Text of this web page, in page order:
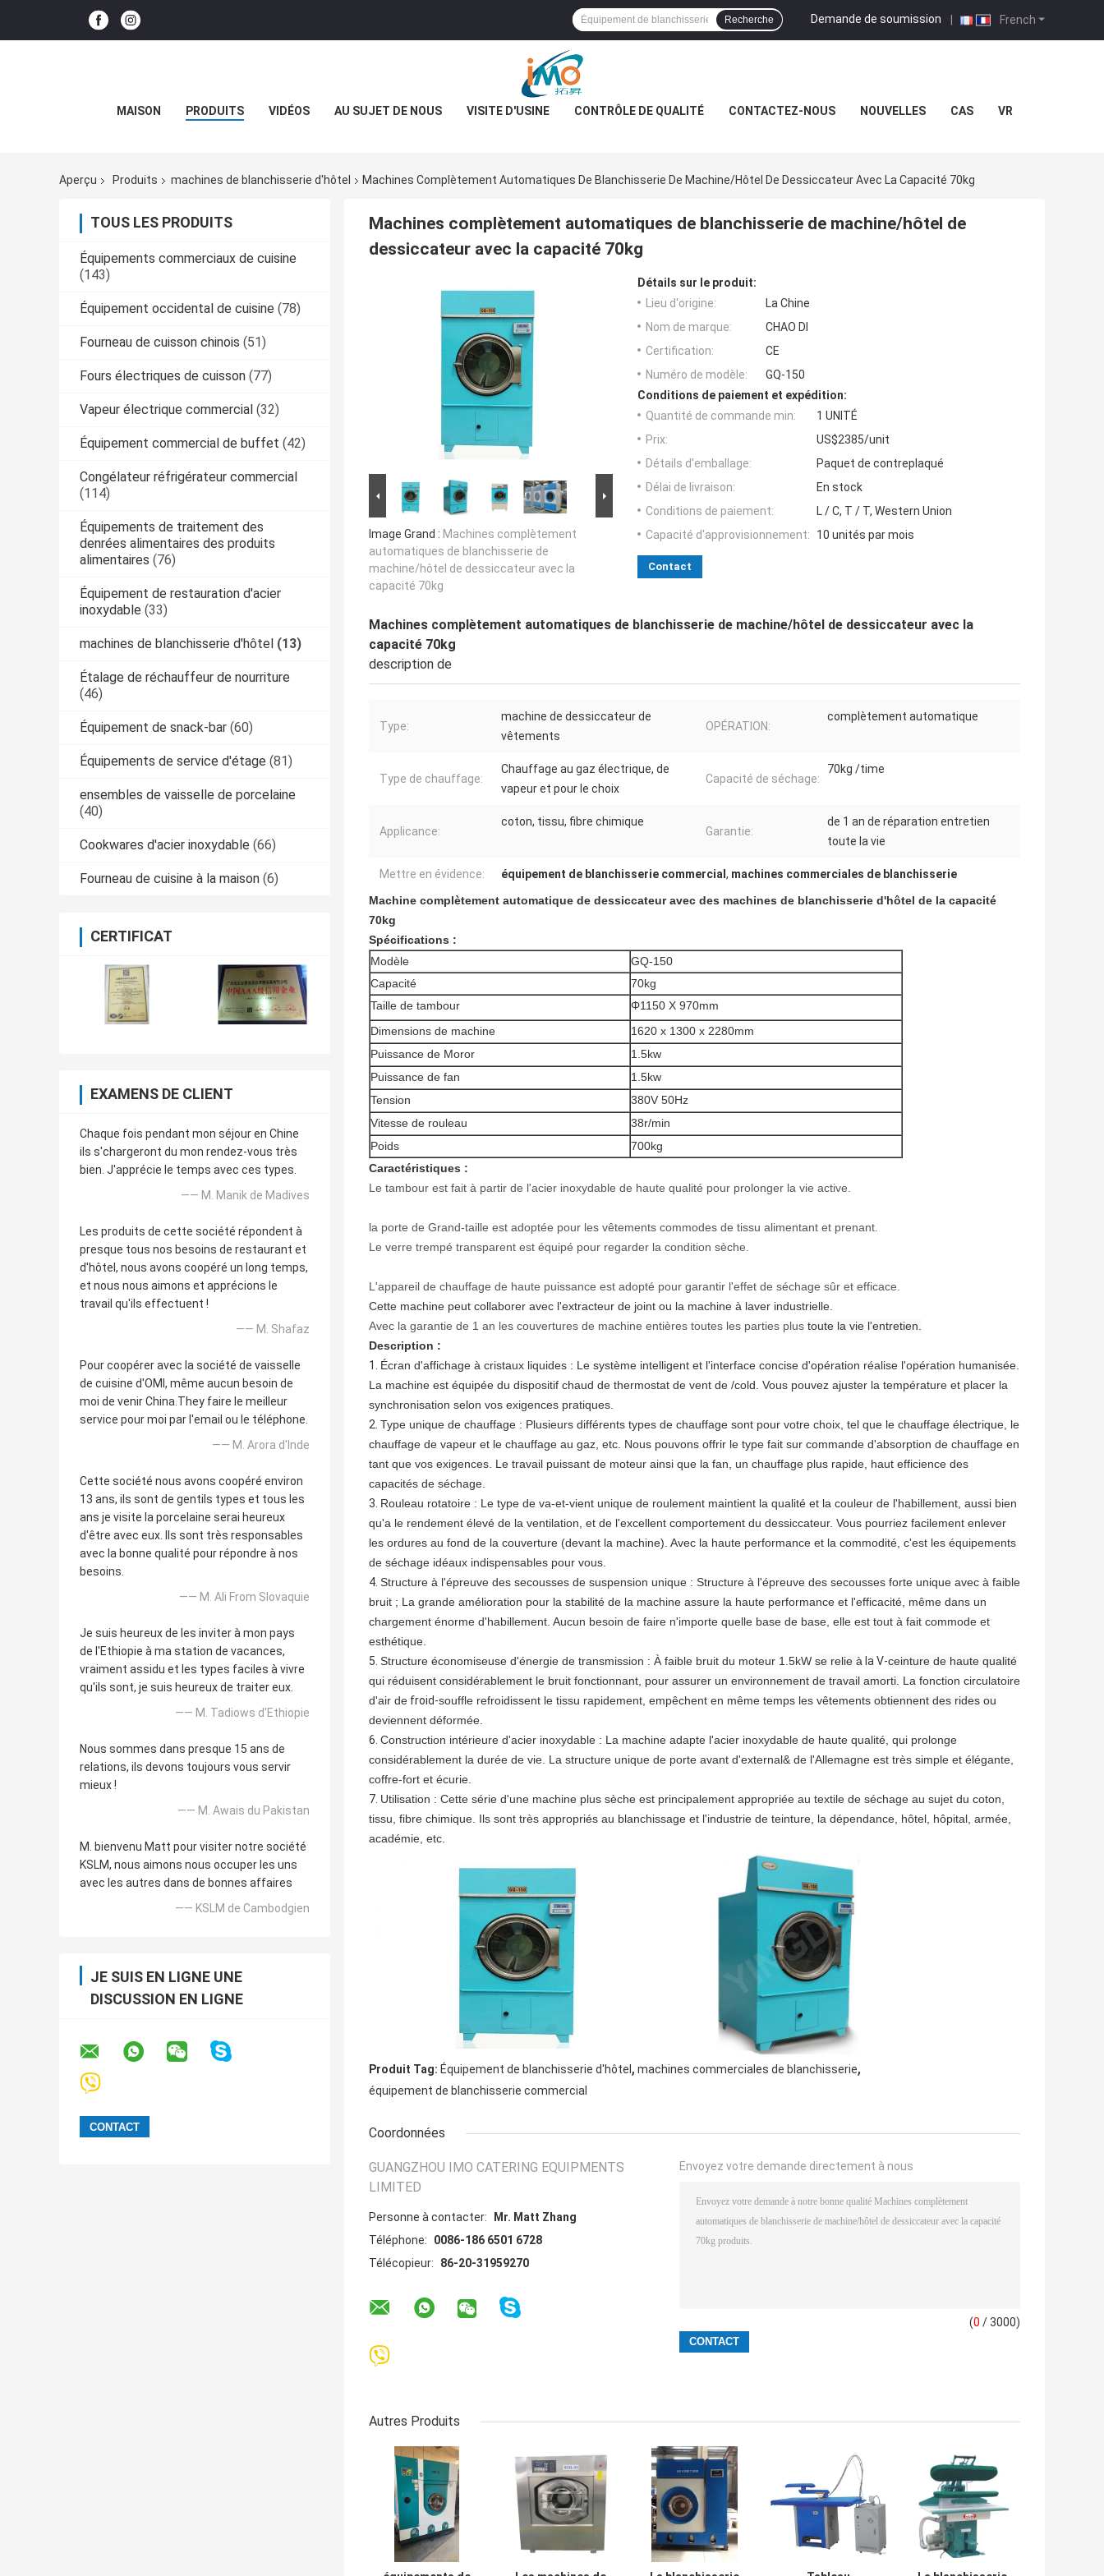
French
Demande de soumission |
Recherche
MAISON PRODUITS VIDÉOS AU SUJET DE NOUS VISITE D'USINE CONTRÔLE DE QUALITÉ CONTACTEZ-NOUS NOUVELLES CAS VR
Aperçu Produits machines de blanchisserie d'hôtel Machines Complètement Automatiques De Blanchisserie De Machine/hôtel De Dessiccateur Avec La Capacité 70kg
TOUS LES PRODUITS
Équipements commerciaux de cuisine
(143)
Équipement occidental de cuisine (78)
Fourneau de cuisson chinois (51)
Fours électriques de cuisson (77)
Vapeur électrique commercial (32)
Équipement commercial de buffet (42)
Congélateur réfrigérateur commercial
(114)
Équipements de traitement des
denrées alimentaires des produits
alimentaires (76)
Équipement de restauration d'acier
inoxydable (33)
machines de blanchisserie d'hôtel (13)
Étalage de réchauffeur de nourriture
(46)
Équipement de snack-bar (60)
Équipements de service d'étage (81)
ensembles de vaisselle de porcelaine
(40)
Cookwares d'acier inoxydable (66)
Fourneau de cuisine à la maison (6)
CERTIFICAT
EXAMENS DE CLIENT
Chaque fois pendant mon séjour en Chine
ils s'chargeront du mon rendez-vous très
bien. J'apprécie le temps avec ces types.
—— M. Manik de Madives
Les produits de cette société répondent à
presque tous nos besoins de restaurant et
d'hôtel, nous avons coopéré un long temps,
et nous nous aimons et apprécions le
travail qu'ils effectuent !
—— M. Shafaz
Pour coopérer avec la société de vaisselle
de cuisine d'OMI, même aucun besoin de
moi de venir China.They faire le meilleur
service pour moi par l'email ou le téléphone.
—— M. Arora d'Inde
Cette société nous avons coopéré environ
13 ans, ils sont de gentils types et tous les
ans je visite la porcelaine serai heureux
d'être avec eux. Ils sont très responsables
avec la bonne qualité pour répondre à nos
besoins.
—— M. Ali From Slovaquie
Je suis heureux de les inviter à mon pays
de l'Ethiopie à ma station de vacances,
vraiment assidu et les types faciles à vivre
qu'ils sont, je suis heureux de traiter eux.
—— M. Tadiows d'Ethiopie
Nous sommes dans presque 15 ans de
relations, ils devons toujours vous servir
mieux !
—— M. Awais du Pakistan
M. bienvenu Matt pour visiter notre société
KSLM, nous aimons nous occuper les uns
avec les autres dans de bonnes affaires
—— KSLM de Cambodgien
JE SUIS EN LIGNE UNE
DISCUSSION EN LIGNE
Machines complètement automatiques de blanchisserie de machine/hôtel de
dessiccateur avec la capacité 70kg
Image Grand : Machines complètement
automatiques de blanchisserie de
machine/hôtel de dessiccateur avec la
capacité 70kg
Détails sur le produit:
Lieu d'origine:
La Chine
Nom de marque:
CHAO DI
Certification:
CE
Numéro de modèle:
GQ-150
Conditions de paiement et expédition:
Quantité de commande min:
1 UNITÉ
Prix:
US$2385/unit
Détails d'emballage:
Paquet de contreplaqué
Délai de livraison:
En stock
Conditions de paiement:
L / C, T / T, Western Union
Capacité d'approvisionnement:
10 unités par mois
Contact
Machines complètement automatiques de blanchisserie de machine/hôtel de dessiccateur avec la
capacité 70kg
description de
Type:
machine de dessiccateur de
vêtements
OPÉRATION:
complètement automatique
Type de chauffage:
Chauffage au gaz électrique, de
vapeur et pour le choix
Capacité de séchage:
70kg /time
Applicance:
coton, tissu, fibre chimique
Garantie:
de 1 an de réparation entretien
toute la vie
Mettre en évidence: équipement de blanchisserie commercial , machines commerciales de blanchisserie
Machine complètement automatique de dessiccateur avec des machines de blanchisserie d'hôtel de la capacité
70kg
Spécifications :
Modèle
GQ-150
Capacité
70kg
Taille de tambour
Φ1150 X 970mm
Dimensions de machine
1620 x 1300 x 2280mm
Puissance de Moror
1.5kw
Puissance de fan
1.5kw
Tension
380V 50Hz
Vitesse de rouleau
38r/min
Poids
700kg
Caractéristiques :
Le tambour est fait à partir de l'acier inoxydable de haute qualité pour prolonger la vie active.
la porte de Grand-taille est adoptée pour les vêtements commodes de tissu alimentant et prenant.
Le verre trempé transparent est équipé pour regarder la condition sèche.
L'appareil de chauffage de haute puissance est adopté pour garantir l'effet de séchage sûr et efficace.
Cette machine peut collaborer avec l'extracteur de joint ou la machine à laver industrielle.
Avec la garantie de 1 an les couvertures de machine entières toutes les parties plus toute la vie l'entretien.
Description :
1. Écran d'affichage à cristaux liquides : Le système intelligent et l'interface concise d'opération réalise l'opération humanisée.
La machine est équipée du dispositif chaud de thermostat de vent de /cold. Vous pouvez ajuster la température et placer la
synchronisation selon vos exigences pratiques.
2. Type unique de chauffage : Plusieurs différents types de chauffage sont pour votre choix, tel que le chauffage électrique, le
chauffage de vapeur et le chauffage au gaz, etc. Nous pouvons offrir le type fait sur commande d'absorption de chauffage en
tant que vos exigences. Le travail puissant de moteur ainsi que la fan, un chauffage plus rapide, haut efficience des
capacités de séchage.
3. Rouleau rotatoire : Le type de va-et-vient unique de roulement maintient la qualité et la couleur de l'habillement, aussi bien
qu'a le rendement élevé de la ventilation, et de l'excellent comportement du dessiccateur. Vous pourriez facilement enlever
les ordures au fond de la couverture (devant la machine). Avec la haute performance et la commodité, c'est les équipements
de séchage idéaux indispensables pour vous.
4. Structure à l'épreuve des secousses de suspension unique : Structure à l'épreuve des secousses forte unique avec à faible
bruit ; La grande amélioration pour la stabilité de la machine assure la haute performance et l'efficacité, même dans un
chargement énorme d'habillement. Aucun besoin de faire n'importe quelle base de base, elle est tout à fait commode et
esthétique.
5. Structure économiseuse d'énergie de transmission : À faible bruit du moteur 1.5kW se relie à la V-ceinture de haute qualité
qui réduisent considérablement le bruit fonctionnant, pour assurer un environnement de travail amorti. La fonction circulatoire
d'air de froid-souffle refroidissent le tissu rapidement, empêchent en même temps les vêtements obtiennent des rides ou
deviennent déformée.
6. Construction intérieure d'acier inoxydable : La machine adapte l'acier inoxydable de haute qualité, qui prolonge
considérablement la durée de vie. La structure unique de porte avant d'external& de l'Allemagne est très simple et élégante,
coffre-fort et écurie.
7. Utilisation : Cette série d'une machine plus sèche est principalement appropriée au textile de séchage au sujet du coton,
tissu, fibre chimique. Ils sont très appropriés au blanchissage et l'industrie de teinture, la dépendance, hôtel, hôpital, armée,
académie, etc.
Produit Tag: Équipement de blanchisserie d'hôtel , machines commerciales de blanchisserie,
équipement de blanchisserie commercial
Coordonnées
GUANGZHOU IMO CATERING EQUIPMENTS
LIMITED
Personne à contacter:
Mr. Matt Zhang
Téléphone:
0086-186 6501 6728
Télécopieur:
86-20-31959270
Envoyez votre demande directement à nous
(0 / 3000)
Autres Produits